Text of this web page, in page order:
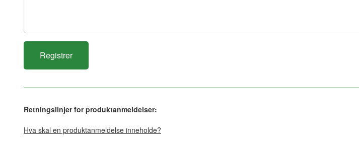
Retningslinjer for produktanmeldelser:
Hva skal en produktanmeldelse inneholde?